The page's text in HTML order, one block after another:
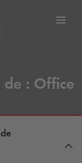
: Office